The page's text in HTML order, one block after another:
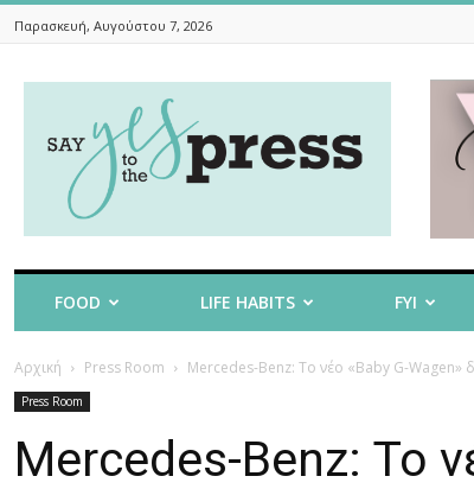
Παρασκευή, Αυγούστου 7, 2026
To
The
FOOD LIFE HABITS FYI
Αρχική Press Room Mercedes-Benz: Το νέο «Baby G-Wagen»
Press Room
Mercedes-Benz: Το